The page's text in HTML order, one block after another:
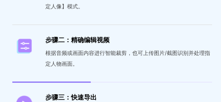
定人像】模式。
步骤二：精确编辑视频
根据音频或画面内容进行智能裁剪，也可上传图片/截图识别并处理指
定人物画面。
步骤三：快速导出